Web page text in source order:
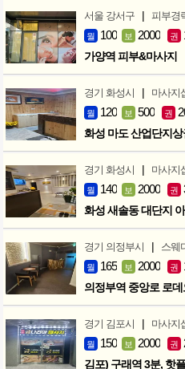
서울 강서구 | 피부경
월 100 보 2000 권
가양역 피부&마사지
경기 화성시 | 마사지
월 120 보 500 권
화성 마도 산업단지
경기 화성시 | 마사지
월 140 보 2000 권
화성 새솔동 대단지
경기 의정부시 | 스웨
월 165 보 2000 권
의정부역 중앙로 로
경기 김포시 | 마사지
월 150 보 2000 권
김포) 구래역 3분, 핫